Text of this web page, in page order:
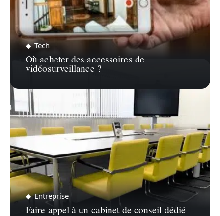
Tech
Où acheter des accessoires de
vidéosurveillance ?
Entreprise
Faire appel à un cabinet de conseil dédié